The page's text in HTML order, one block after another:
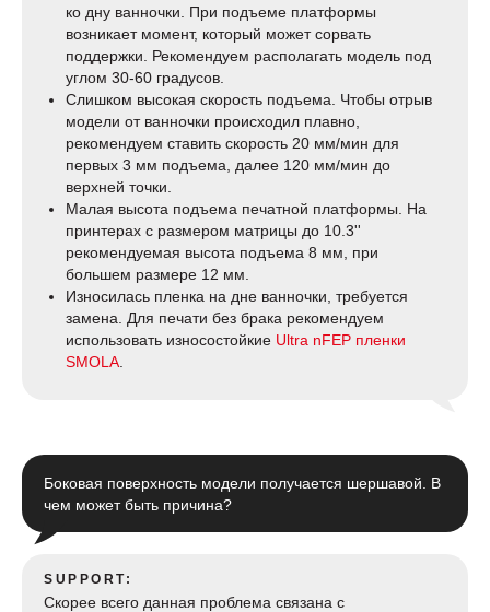
ко дну ванночки. При подъеме платформы
возникает момент, который может сорвать
поддержки. Рекомендуем располагать модель под
углом 30-60 градусов.
Слишком высокая скорость подъема. Чтобы отрыв
модели от ванночки происходил плавно,
рекомендуем ставить скорость 20 мм/мин для
первых 3 мм подъема, далее 120 мм/мин до
верхней точки.
Малая высота подъема печатной платформы. На
принтерах с размером матрицы до 10.3''
рекомендуемая высота подъема 8 мм, при
большем размере 12 мм.
Износилась пленка на дне ванночки, требуется
замена. Для печати без брака рекомендуем
использовать износостойкие Ultra nFEP пленки
SMOLA
Боковая поверхность модели получается шершавой. В
чем может быть причина?
SUPPORT:
Скорее всего данная проблема связана с